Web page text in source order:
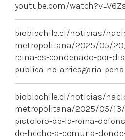
youtube.com/
biobiochile.cl/noticias/
metropolitana/2025/05/
reina-es-condenado-por-
publica-no-arriesgaria-
biobiochile.cl/noticias/
metropolitana/2025/05/
pistolero-de-la-reina-
de-hecho-a-comuna-